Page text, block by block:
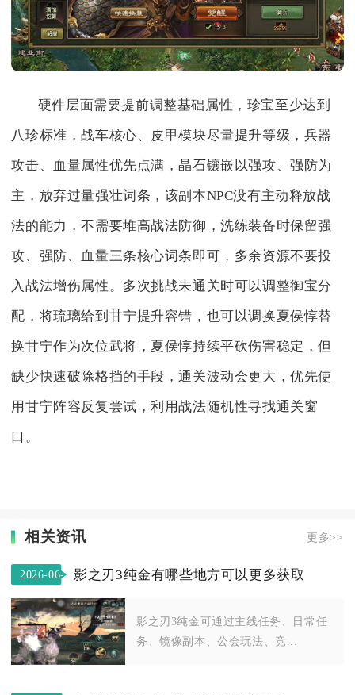
硬件层面需要提前调整基础属性，珍宝至少达到
八珍标准，战车核心、皮甲模块尽量提升等级，兵器
攻击、血量属性优先点满，晶石镶嵌以强攻、强防为
主，放弃过量强壮词条，该副本NPC没有主动释放战
法的能力，不需要堆高战法防御，洗练装备时保留强
攻、强防、血量三条核心词条即可，多余资源不要投
入战法增伤属性。多次挑战未通关时可以调整御宝分
配，将琉璃给到甘宁提升容错，也可以调换夏侯惇替
换甘宁作为次位武将，夏侯惇持续平砍伤害稳定，但
缺少快速破除格挡的手段，通关波动会更大，优先使
用甘宁阵容反复尝试，利用战法随机性寻找通关窗
口。
相关资讯 更多>>
2026-06-
影之刃3纯金有哪些地方可以更多获取
影之刃3纯金可通过主线任务、日常任
务、镜像副本、公会玩法、竞...